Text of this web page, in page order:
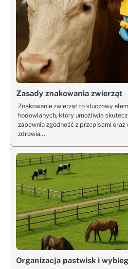
Zasady znakowania zwierząt
Znakowanie zwierząt to kluczowy
hodowlanych, który umożliwia
zapewnia zgodność z przepisami oraz
zdrowia…
Organizacja pastwisk i